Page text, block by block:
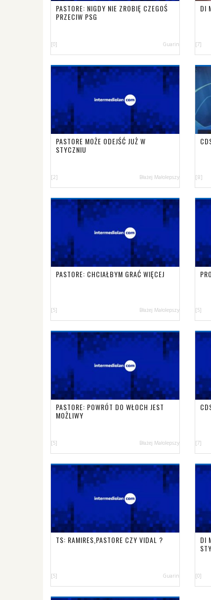
PASTORE: NIGDY NIE ZROBIĘ CZEGOŚ
PRZECIW PSG
[0] Guarin
DI
[7]
PASTORE MOŻE ODEJŚĆ JUŻ W
STYCZNIU
[2] Błażej Małolepszy [8]
PASTORE: CHCIAŁBYM GRAĆ WIĘCEJ
[5] Błażej Małolepszy [5]
PASTORE: POWRÓT DO WŁOCH JEST
MOŻLIWY
[5] Błażej Małolepszy [7]
TS: RAMIRES,PASTORE CZY VIDAL ?
[5] Guarin
DI
[0]